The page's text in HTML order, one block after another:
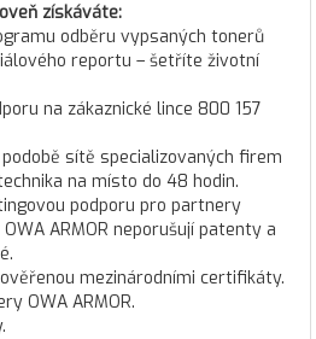
získáváte:
odběru vypsaných tonerů
reportu – šetříte životní
na zákaznické lince 800 157
podobě sítě specializovaných firem
na místo do 48 hodin.
podporu pro partnery
ARMOR neporušují patenty a
mezinárodními certifikáty.
OWA ARMOR.